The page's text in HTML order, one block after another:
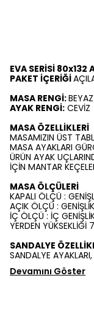
EVA SERİSİ 80x132
PAKET İÇERİĞİ
MASA RENGİ:BEYAZ
AYAK RENGİ: CEVİZ
MASA ÖZELLİKLERİ
MASAMIZIN ÜST
MASA AYAKLARI
ÜRÜN AYAK
İÇİN MANTAR
MASA ÖLÇÜLERİ
KAPALI ÖLÇÜ :
AÇIK ÖLÇÜ :
İÇ ÖLÇÜ : İÇ
YERDEN YÜKSEKLİĞİ
SANDALYE
SANDALYE
Devamını Göster